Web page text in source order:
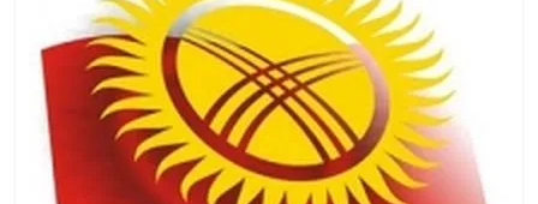
адабияты